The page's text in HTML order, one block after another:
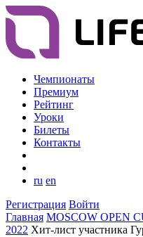
Чемпионаты
Премиум
Рейтинг
Уроки
Билеты
Контакты
ru en
Регистрация Войти
Главная MOSCOW OPEN
2022 Хит-лист участника